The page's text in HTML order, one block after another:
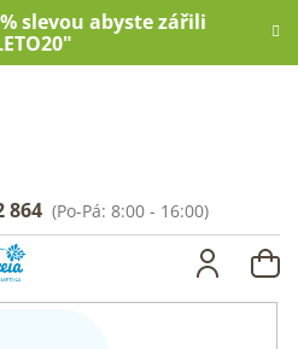
slevou abyste zářili
864